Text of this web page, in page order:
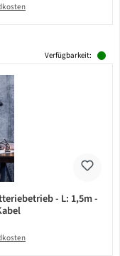
Verfügbarkeit:
- L: 1,5m -